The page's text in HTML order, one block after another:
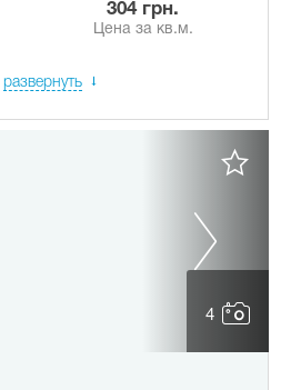
304 грн.
Цена за кв.м.
развернуть
4